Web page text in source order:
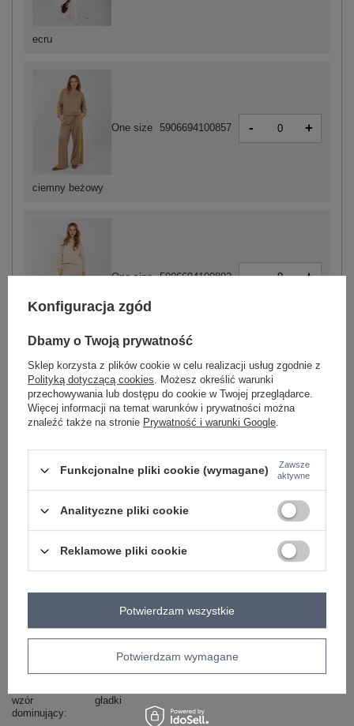
ecru
ciemny beżowy
One size 5906694100857 - +
beżowy
One size 5906694100802 - +
Zobacz wszystkie kolory (+6)
ZALOGUJ SIĘ I ZOBACZ CENĘ
Masz pytanie? Chętnie pomożemy.
skład materiału : 50% poliester, 45% wiskoza, 5%
elastan
RUE PARIS
typ produktu
bluza+spodnie
casual
wzór
dominujący
gładki
Konfiguracja zgód
Dbamy o Twoją prywatność
Sklep korzysta z plików cookie w celu realizacji usług zgodnie z
Polityką dotyczącą cookies. Możesz określić warunki
przechowywania lub dostępu do cookie w Twojej przeglądarce.
Więcej informacji na temat warunków i prywatności można
znaleźć także na stronie Prywatność i warunki Google.
Funkcjonalne pliki cookie (wymagane)
Zawsze
aktywne
Analityczne pliki cookie
Reklamowe pliki cookie
Potwierdzam wymagane
Potwierdzam wszystkie